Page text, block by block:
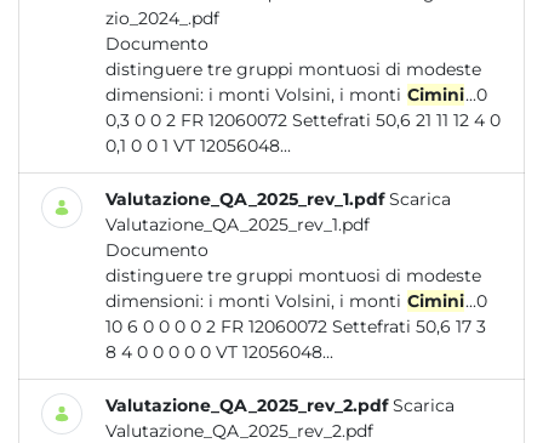
zio_2024_.pdf
Documento
distinguere tre gruppi montuosi di modeste
dimensioni: i monti Volsini, i monti Cimini...0
0,3 0 0 2 FR 12060072 Settefrati 50,6 21 11 12 4 0
0,1 0 0 1 VT 12056048...
Valutazione_QA_2025_rev_1.pdf Scarica
Valutazione_QA_2025_rev_1.pdf
Documento
distinguere tre gruppi montuosi di modeste
dimensioni: i monti Volsini, i monti Cimini...0
10 6 0 0 0 0 2 FR 12060072 Settefrati 50,6 17 3
8 4 0 0 0 0 0 VT 12056048...
Valutazione_QA_2025_rev_2.pdf Scarica
Valutazione_QA_2025_rev_2.pdf